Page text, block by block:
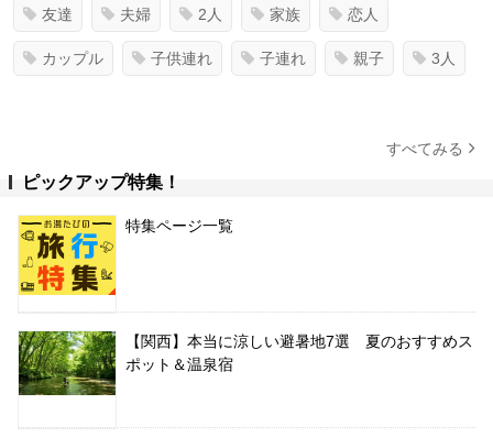
友達 夫婦 2人 家族 恋人
カップル 子供連れ 子連れ 親子 3人
すべてみる
ピックアップ特集！
特集ページ一覧
【関西】本当に涼しい避暑地7選 夏のおすすめス
ポット＆温泉宿